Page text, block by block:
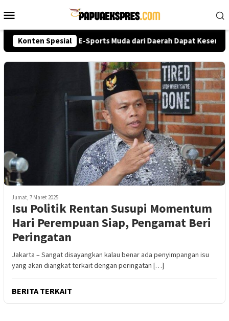
ke
Mobile
Konten Spesial
2026, Talenta E-Sports Muda dari Daerah Dapat
Jumat, 7 Maret 2025
Isu Politik Rentan Susupi Momentum
Hari Perempuan Siap, Pengamat Beri
Peringatan
Jakarta – Sangat disayangkan kalau benar ada penyimpangan isu
yang akan diangkat terkait dengan peringatan […]
BERITA TERKAIT